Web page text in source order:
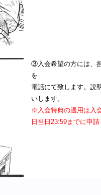
③入会希望の方には、
を
電話にて致します。説
いします。
※入会特典の適用は入
日当日23:59までに申